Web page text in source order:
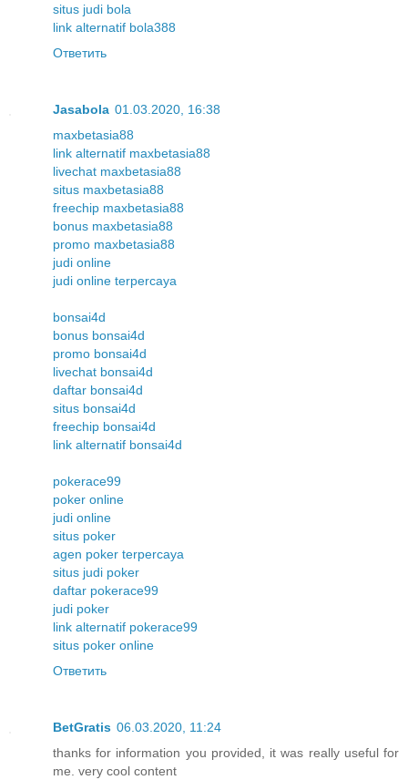
situs judi bola
link alternatif bola388
Ответить
Jasabola 01.03.2020, 16:38
maxbetasia88
link alternatif maxbetasia88
livechat maxbetasia88
situs maxbetasia88
freechip maxbetasia88
bonus maxbetasia88
promo maxbetasia88
judi online
judi online terpercaya
bonsai4d
bonus bonsai4d
promo bonsai4d
livechat bonsai4d
daftar bonsai4d
situs bonsai4d
freechip bonsai4d
link alternatif bonsai4d
pokerace99
poker online
judi online
situs poker
agen poker terpercaya
situs judi poker
daftar pokerace99
judi poker
link alternatif pokerace99
situs poker online
Ответить
BetGratis 06.03.2020, 11:24
thanks for information you provided, it was really useful for
me. very cool content